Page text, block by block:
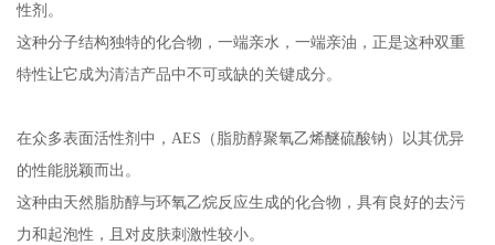
性剂。
这种分子结构独特的化合物，一端亲水，一端亲油，正是这种双重
特性让它成为清洁产品中不可或缺的关键成分。
在众多表面活性剂中，AES（脂肪醇聚氧乙烯醚硫酸钠）以其优异
的性能脱颖而出。
这种由天然脂肪醇与环氧乙烷反应生成的化合物，具有良好的去污
力和起泡性，且对皮肤刺激性较小。